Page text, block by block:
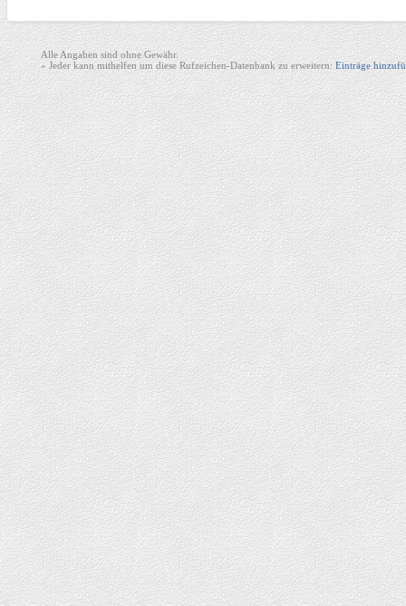
Alle Angaben sind ohne Gewähr.
» Jeder kann mithelfen um diese Rufzeichen-Datenbank zu erweitern:Einträge